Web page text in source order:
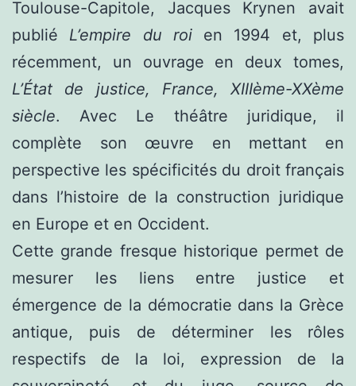
Toulouse-Capitole, Jacques Krynen avait
publié L’empire du roien 1994 et, plus
récemment, un ouvrage en deux tomes,
L’État de justice, France, XIIIème-XXème
siècle. Avec Le théâtre juridique, il
complète son œuvre en mettant en
perspective les spécificités du droit français
dans l’histoire de la construction juridique
en Europe et en Occident.
Cette grande fresque historique permet de
mesurer les liens entre justice et
émergence de la démocratie dans la Grèce
antique, puis de déterminer les rôles
respectifs de la loi, expression de la